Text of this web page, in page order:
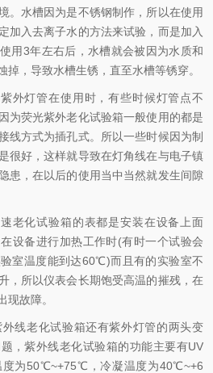
。水槽因为是不锈钢制作，所以在使用
加入去离子水的方法来试验，而是加入
用3年左右后，水槽就会被因为水质和
掉，导致水槽生锈，直至水槽等锈穿。
外灯管在使用时，有些时候灯管点不
为荧光紫外老化试验箱一般使用的都是
线方式为插孔式。所以一些时候因为制
很好，这样就导致在灯角线在与电子镇
患，在以后的使用当中当然就发生间隙
老化试验箱的表都是安装在设备上面
设备进行加热工作时(有时一个试验会
室温度能到达60℃)而且有的实验室不
，所以仪表会长期饱受高温的摧残，在
现故障。
老化试验箱还有紫外灯管的两头变
，紫外线老化试验箱的功能主要有UV
度为50℃~+75℃，冷凝温度为40℃~+6